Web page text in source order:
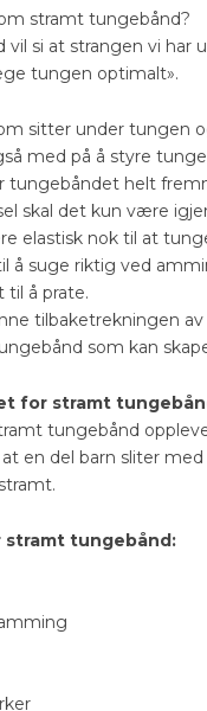
stramt tungebånd?
vil si at strangen vi har
tungen optimalt».
sitter under tungen
med på å styre
tungebåndet helt
skal det kun være
elastisk nok til at
å suge riktig ved
å prate.
tilbaketrekningen
som kan
for stramt
tungebånd
en del barn sliter
stramt tungebånd: